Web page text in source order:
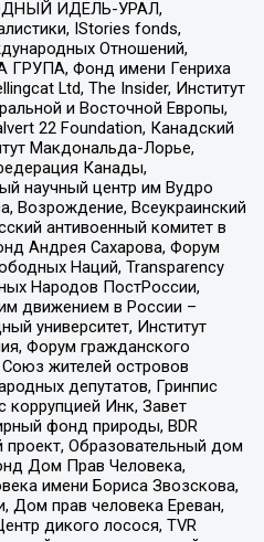
ИДЕЛЬ-УРАЛ,
IStories fonds,
Отношений,
Фонд имени Генриха
Ltd, The Insider, Институт
и Восточной Европы,
22 Foundation, Канадский
Макдональда-Лорье,
Канады,
научный центр им Вудро
Возрождение, Всеукраинский
антивоенный комитет в
Андрея Сахарова, Форум
Наций, Transparеncy
Народов ПостРоссии,
движением в России –
университет, Институт
Форум гражданского
жителей островов
депутатов, Гринпис
Инк, Завет
фонд природы, BDR
проект, Образовательный дом
Дом Прав Человека,
имени Бориса Звозскова,
Дом прав человека Ереван,
дикого лосося, TVR